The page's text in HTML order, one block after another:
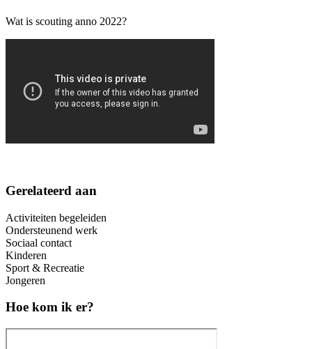
Wat is scouting anno 2022?
Gerelateerd aan
Activiteiten begeleiden
Ondersteunend werk
Sociaal contact
Kinderen
Sport & Recreatie
Jongeren
Hoe kom ik er?